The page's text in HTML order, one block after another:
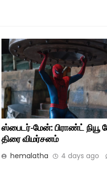
ஸ்பைடர்-மேன்: பிராண்ட் நியூ
திரை விமர்சனம்
hemalatha 4 days ago